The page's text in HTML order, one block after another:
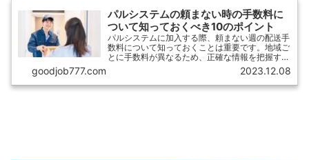
パルシステムの頼まない時の手数料に
ついて知っておくべき10のポイント
パルシステムに加入する際、頼まない週の配送手
数料について知っておくことは重要です。地域ご
とに手数料が異なるため、正確な情報を把握する
ことは利用者にとって非常に役立ちます。この記
事では、パルシステムの頼まない時の手数料に関
する10のポイントをまとめて紹介します。
goodjob777.com 2023.12.08